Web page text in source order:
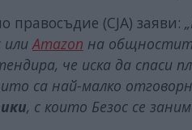
правосъдие (CJA) заяви:
илиAmazon на
че иска да
са най-малко
, с които Безос се